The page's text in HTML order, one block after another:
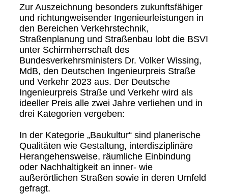
Zur Auszeichnung besonders zukunftsfähiger
und richtungweisender Ingenieurleistungen in
den Bereichen Verkehrstechnik,
Straßenplanung und Straßenbau lobt die BSVI
unter Schirmherrschaft des
Bundesverkehrsministers Dr. Volker Wissing,
MdB, den Deutschen Ingenieurpreis Straße
und Verkehr 2023 aus. Der Deutsche
Ingenieurpreis Straße und Verkehr wird als
ideeller Preis alle zwei Jahre verliehen und in
drei Kategorien vergeben:
In der Kategorie „Baukultur“ sind planerische
Qualitäten wie Gestaltung, interdisziplinäre
Herangehensweise, räumliche Einbindung
oder Nachhaltigkeit an inner- wie
außerörtlichen Straßen sowie in deren Umfeld
gefragt.